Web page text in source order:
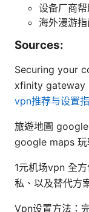
设备厂商
海外漫游
Sources:
Securing your
xfinity gateway
vpn推荐与设置
旅遊地圖
google maps 玩
1元机场vpn 全
私、以及替代方
Vpn设置方法：